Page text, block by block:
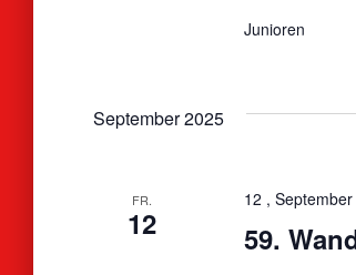
Junioren
September 2025
FR.
12 59.
12 ,